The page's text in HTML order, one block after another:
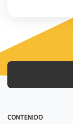
CONTENIDO